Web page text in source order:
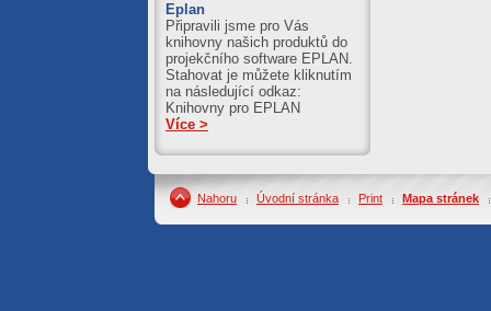
Eplan
Připravili jsme pro Vás
knihovny našich produktů do
projekčního software EPLAN.
Stahovat je můžete kliknutím
na následující odkaz:
Knihovny pro EPLAN
Více >
Nahoru Úvodní stránka Print Mapa stránek